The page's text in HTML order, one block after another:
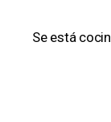
Se está